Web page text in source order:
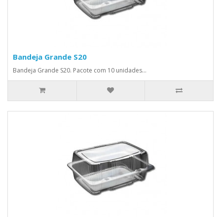
Bandeja Grande S20
Bandeja Grande S20. Pacote com 10 unidades...